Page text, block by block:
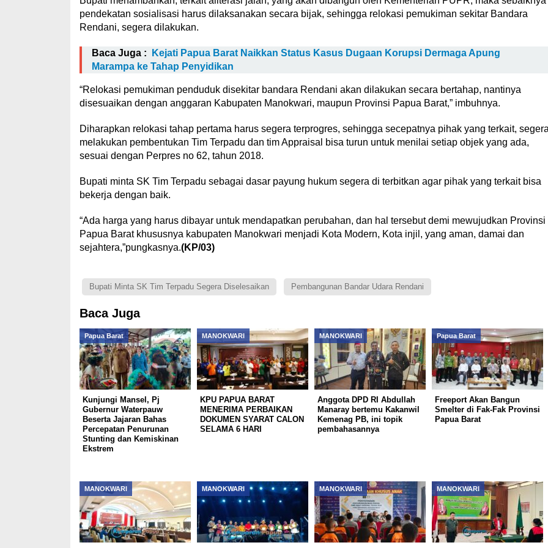
pendekatan sosialisasi harus dilaksanakan secara bijak, sehingga relokasi pemukiman sekitar Bandara
Rendani, segera dilakukan.
Baca Juga :
Kejati Papua Barat Naikkan Status Kasus Dugaan Korupsi Dermaga Apung
Marampa ke Tahap Penyidikan
“Relokasi pemukiman penduduk disekitar bandara Rendani akan dilakukan secara bertahap, nantinya
disesuaikan dengan anggaran Kabupaten Manokwari, maupun Provinsi Papua Barat,” imbuhnya.
Diharapkan relokasi tahap pertama harus segera terprogres, sehingga secepatnya pihak yang terkait,
melakukan pembentukan Tim Terpadu dan tim Appraisal bisa turun untuk menilai setiap objek yang ada,
sesuai dengan Perpres no 62, tahun 2018.
Bupati minta SK Tim Terpadu sebagai dasar payung hukum segera di terbitkan agar pihak yang terkait bisa
bekerja dengan baik.
“Ada harga yang harus dibayar untuk mendapatkan perubahan, dan hal tersebut demi mewujudkan Provinsi
Papua Barat khususnya kabupaten Manokwari menjadi Kota Modern, Kota injil, yang aman, damai dan
sejahtera,”pungkasnya.(KP/03)
Bupati Minta SK Tim Terpadu Segera Diselesaikan Pembangunan Bandar Udara Rendani
Baca Juga
Papua Barat
Kunjungi Mansel, Pj
Gubernur Waterpauw
Beserta Jajaran Bahas
Percepatan Penurunan
Stunting dan Kemiskinan
Ekstrem
MANOKWARI
KPU PAPUA BARAT
MENERIMA PERBAIKAN
DOKUMEN SYARAT CALON
SELAMA 6 HARI
MANOKWARI
Anggota DPD RI Abdullah
Manaray bertemu Kakanwil
Kemenag PB, ini topik
pembahasannya
Papua Barat
Freeport Akan Bangun
Smelter di Fak-Fak Provinsi
Papua Barat
MANOKWARI MANOKWARI MANOKWARI MANOKWARI